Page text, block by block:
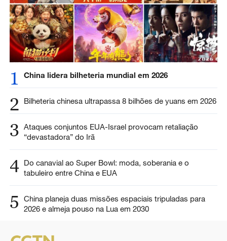
1 China lidera bilheteria mundial em 2026
2 Bilheteria chinesa ultrapassa 8 bilhões de yuans em 2026
3 Ataques conjuntos EUA-Israel provocam retaliação
“devastadora” do Irã
4 Do canavial ao Super Bowl: moda, soberania e o
tabuleiro entre China e EUA
5
China planeja duas missões espaciais tripuladas para
2026 e almeja pouso na Lua em 2030